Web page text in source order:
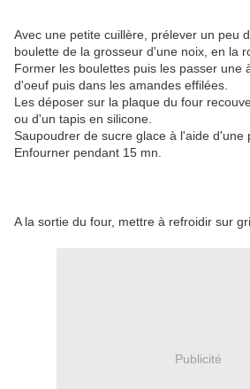
Avec une petite cuillère, prélever un peu
boulette de la grosseur d'une noix, en la
Former les boulettes puis les passer une
d'oeuf puis dans les amandes effilées.
Les déposer sur la plaque du four
ou d'un tapis en silicone.
Saupoudrer de sucre glace à l'aide d'une
Enfourner pendant 15 mn.
A la sortie du four, mettre à refroidir sur
Publicité